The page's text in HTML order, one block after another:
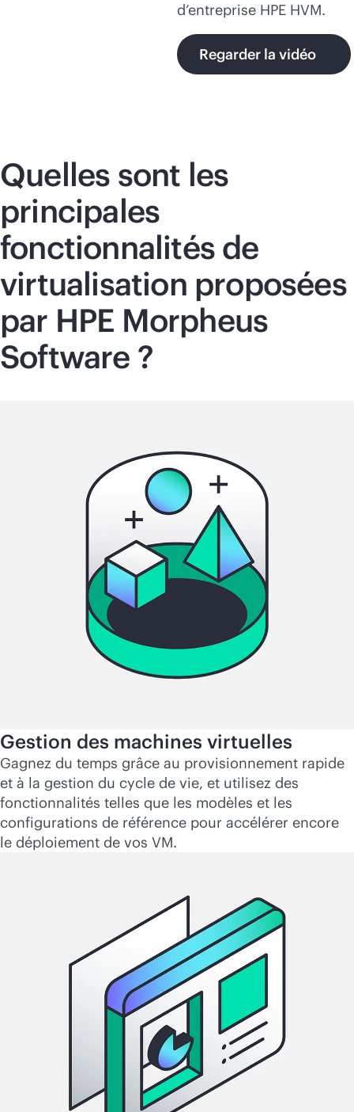
d’entreprise HPE HVM.
Regarder la vidéo
Quelles sont les
principales
fonctionnalités de
virtualisation proposées
par HPE Morpheus
Software ?
Gestion des machines virtuelles
Gagnez du temps grâce au provisionnement rapide
et à la gestion du cycle de vie, et utilisez des
fonctionnalités telles que les modèles et les
configurations de référence pour accélérer encore
le déploiement de vos VM.